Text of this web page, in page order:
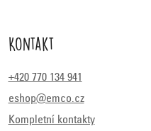
Kontakt
+420 770 134 941
eshop@emco.cz
Kompletní kontakty